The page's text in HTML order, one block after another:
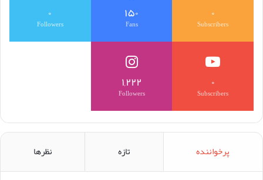
۰
Subscribers
۱۵۰
Fans
۰
Followers
۰
Subscribers
۱,۲۲۲
Followers
پرخواننده تازه نظرها